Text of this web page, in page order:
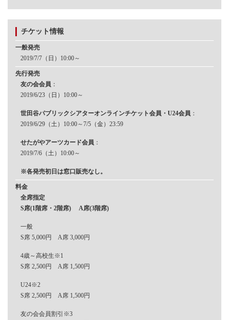
チケット情報
一般発売
2019/7/7（日）10:00～
先行発売
友の会会員 ：
2019/6/23（日）10:00～
世田谷パブリックシアターオンラインチケット会員・U24会員 ：
2019/6/29（土）10:00～7/5（金）23:59
せたがやアーツカード会員 ：
2019/7/6（土）10:00～
※各発売初日は窓口販売なし。
料金
全席指定
S席(1階席・2階席) A席(3階席)
一般
S席 5,000円 A席 3,000円
4歳～高校生※1
S席 2,500円 A席 1,500円
U24※2
S席 2,500円 A席 1,500円
友の会会員割引※3